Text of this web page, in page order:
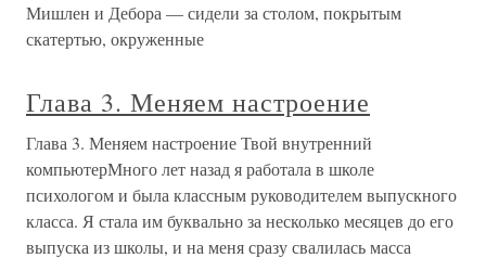
Мишлен и Дебора — сидели за столом, покрытым
скатертью, окруженные
Глава 3. Меняем настроение
Глава 3. Меняем настроение Твой внутренний
компьютерМного лет назад я работала в школе
психологом и была классным руководителем выпускного
класса. Я стала им буквально за несколько месяцев до его
выпуска из школы, и на меня сразу свалилась масса